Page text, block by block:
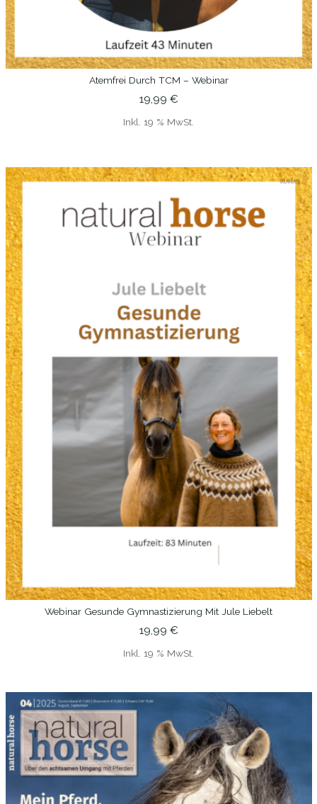
IN DEN WARENKORB
Atemfrei Durch TCM – Webinar
19,99 €
Inkl. 19 % MwSt.
IN DEN WARENKORB
Webinar Gesunde Gymnastizierung Mit Jule Liebelt
19,99 €
Inkl. 19 % MwSt.